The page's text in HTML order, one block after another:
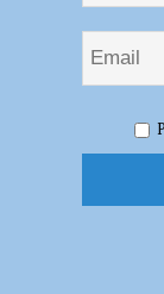
il “Trofeo Grand
condividere le
In mostra